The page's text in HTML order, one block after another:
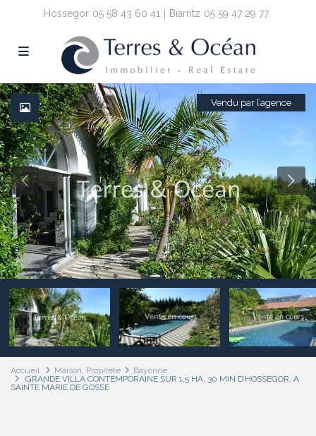
Hossegor 05 58 43 60 41 Biarritz 05 59 47 29 77
Vendu par l’agence
Accueil Maison Propriété
Bayonne
GRANDE VILLA CONTEMPORAINE SUR 1,5 HA, 30 MIN D’HOSSEGOR, A
SAINTE MARIE DE GOSSE